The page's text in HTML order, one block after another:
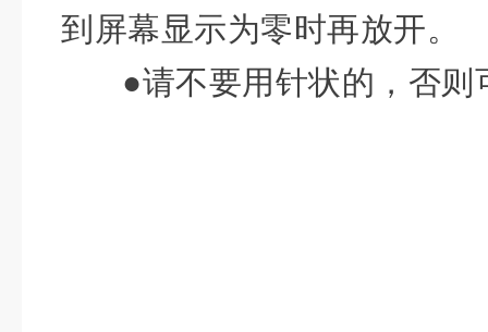
到屏幕显示为零时再放开。
●请不要用针状的，否则